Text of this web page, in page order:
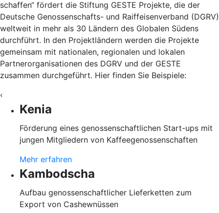
schaffen“ fördert die Stiftung GESTE Projekte, die der
Deutsche Genossenschafts- und Raiffeisenverband (DGRV)
weltweit in mehr als 30 Ländern des Globalen Südens
durchführt. In den Projektländern werden die Projekte
gemeinsam mit nationalen, regionalen und lokalen
Partnerorganisationen des DGRV und der GESTE
zusammen durchgeführt. Hier finden Sie Beispiele:
‹
Kenia
Förderung eines genossenschaftlichen Start-ups mit
jungen Mitgliedern von Kaffeegenossenschaften
Mehr erfahren
Kambodscha
Aufbau genossenschaftlicher Lieferketten zum
Export von Cashewnüssen